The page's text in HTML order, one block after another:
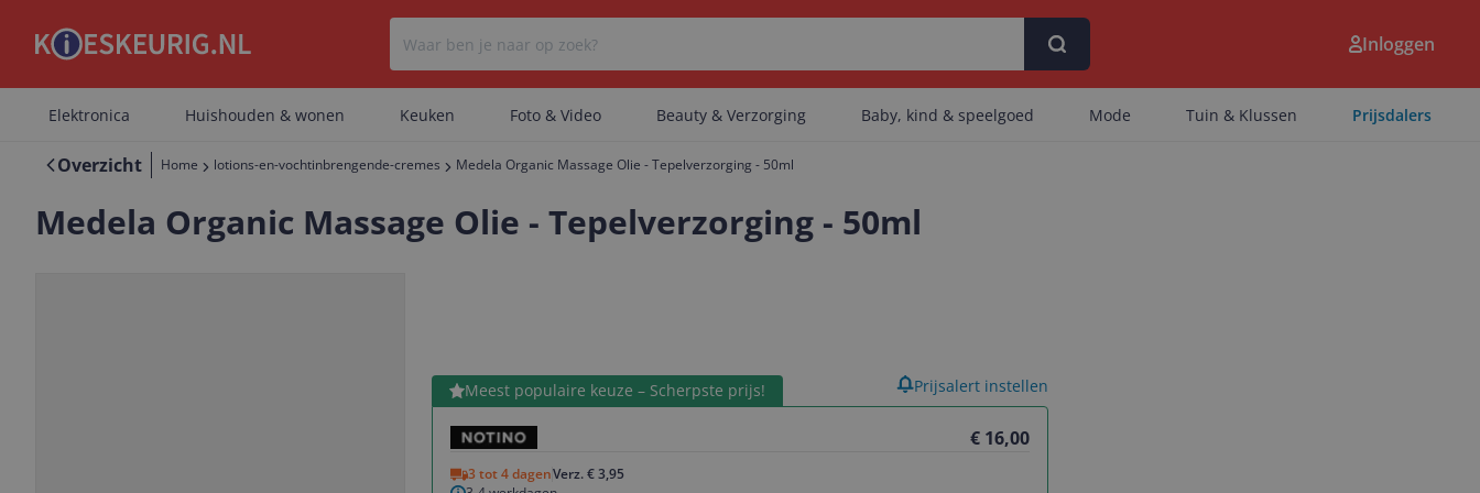
Er zijn geen categorieën gevonden.
Er zijn geen artikelen gevonden.
Inloggen
Elektronica Huishouden & wonen Keuken Foto & Video Beauty & Verzorging Baby, kind & speelgoed Mode Tuin & Klussen Prijsdalers
Overzicht Home lotions-en-vochtinbrengende-cremes Medela Organic Massage Olie - Tepelverzorging - 50ml
Medela Organic Massage Olie - Tepelverzorging - 50ml
Meest populaire keuze – Scherpste prijs!
€ 16,00
3 tot 4 dagenVerz. € 3,95
Bekijk product Prijsalert instellen